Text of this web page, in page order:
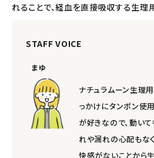
れることで、経血を直接吸収する生理
STAFF VOICE
まゆ
ナチュラムーン生理
っかけにタンポン使
が好きなので、動い
れや漏れの心配もな
快感がないことから